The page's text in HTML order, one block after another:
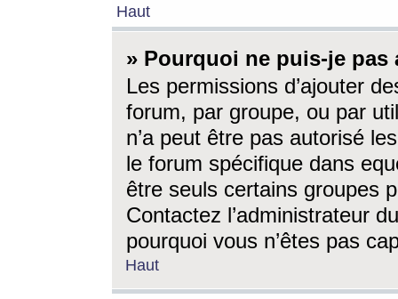
Haut
» Pourquoi ne puis-je
Les permissions d’ajouter
forum, par groupe, ou par
n’a peut être pas autorisé
le forum spécifique dans
être seuls certains groupes
Contactez l’administrateur
pourquoi vous n’êtes pas
Haut